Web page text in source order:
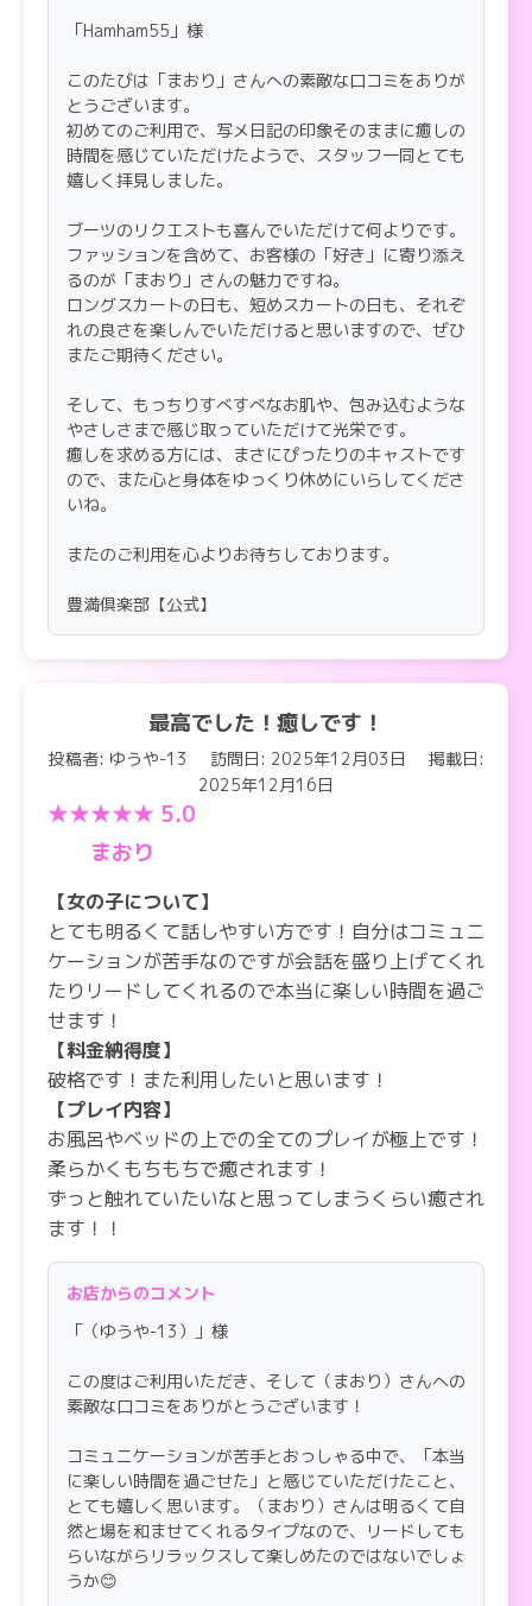
特に癒しを求めている男性にはオススメです。
母性もあるので赤ちゃんに帰りたい人もいいかもで
す！？
「Hamham55」様
このたびは「まおり」さんへの素敵な口コミをありが
とうございます。
初めてのご利用で、写メ日記の印象そのままに癒しの
時間を感じていただけたようで、スタッフ一同とても
嬉しく拝見しました。
ブーツのリクエストも喜んでいただけて何よりです。
ファッションを含めて、お客様の「好き」に寄り添え
るのが「まおり」さんの魅力ですね。
ロングスカートの日も、短めスカートの日も、それぞ
れの良さを楽しんでいただけると思いますので、ぜひ
またご期待ください。
そして、もっちりすべすべなお肌や、包み込むような
やさしさまで感じ取っていただけて光栄です。
癒しを求める方には、まさにぴったりのキャストです
ので、また心と身体をゆっくり休めにいらしてくださ
いね。
またのご利用を心よりお待ちしております。
豊満倶楽部【公式】
最高でした！癒しです！
投稿者: ゆうや-13 訪問日: 2025年12月03日
掲載日:
2025年12月16日
★★★★★ 5.0
まおり
【女の子について】
とても明るくて話しやすい方です！自分はコミュニ
ケーションが苦手なのですが会話を盛り上げてくれ
たりリードしてくれるので本当に楽しい時間を過ご
せます！
【料金納得度】
破格です！また利用したいと思います！
【プレイ内容】
お風呂やベッドの上での全てのプレイが極上です！
柔らかくもちもちで癒されます！
ずっと触れていたいなと思ってしまうくらい癒され
ます！！
【スタッフの対応】
スタッフの方々も親切、丁寧で優しい方ばかりで
す！
お店からのコメント
「（ゆうや-13）」様
この度はご利用いただき、そして（まおり）さんへの
素敵な口コミをありがとうございます！
コミュニケーションが苦手とおっしゃる中で、「本当
に楽しい時間を過ごせた」と感じていただけたこと、
とても嬉しく思います。（まおり）さんは明るくて自
然と場を和ませてくれるタイプなので、リードしても
らいながらリラックスして楽しめたのではないでしょ
うか😊